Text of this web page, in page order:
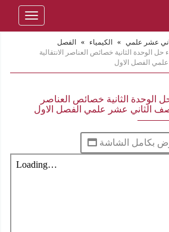
Toggle
عشر علمي » الكيمياء »
الفصل
حل الوحدة الثانية خصائص العناصر الانتقالية
الفصل الاول
الوحدة الثانية خصائص العناصر
الصف الثاني عشر علمي الفصل الاول
بكامل الشاشة